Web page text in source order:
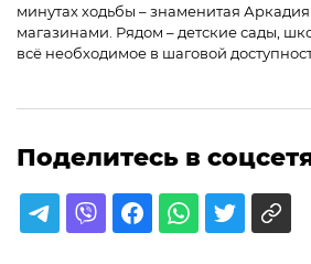
минутах ходьбы – знаменитая
магазинами. Рядом – детские сады,
всё необходимое в шаговой
Поделитесь в